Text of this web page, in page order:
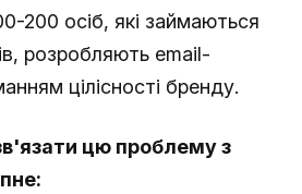
200 осіб, які займаються
розробляють email-
цілісності бренду.
цю проблему з